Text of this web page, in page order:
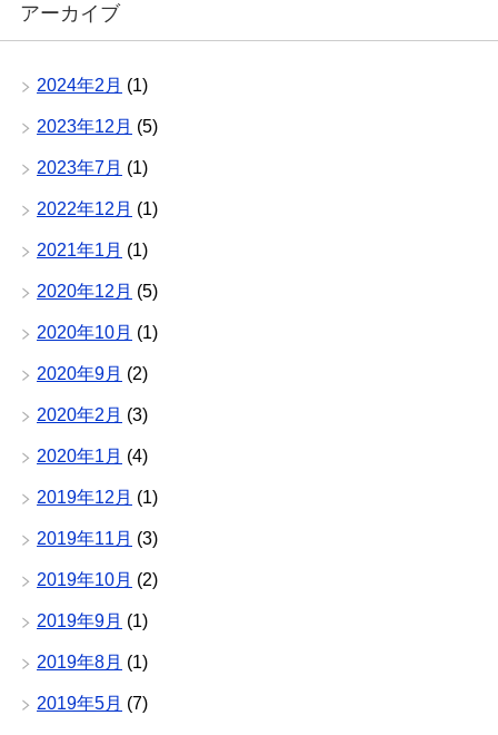
アーカイブ
2024年2月 (1)
2023年12月 (5)
2023年7月 (1)
2022年12月 (1)
2021年1月 (1)
2020年12月 (5)
2020年10月 (1)
2020年9月 (2)
2020年2月 (3)
2020年1月 (4)
2019年12月 (1)
2019年11月 (3)
2019年10月 (2)
2019年9月 (1)
2019年8月 (1)
2019年5月 (7)